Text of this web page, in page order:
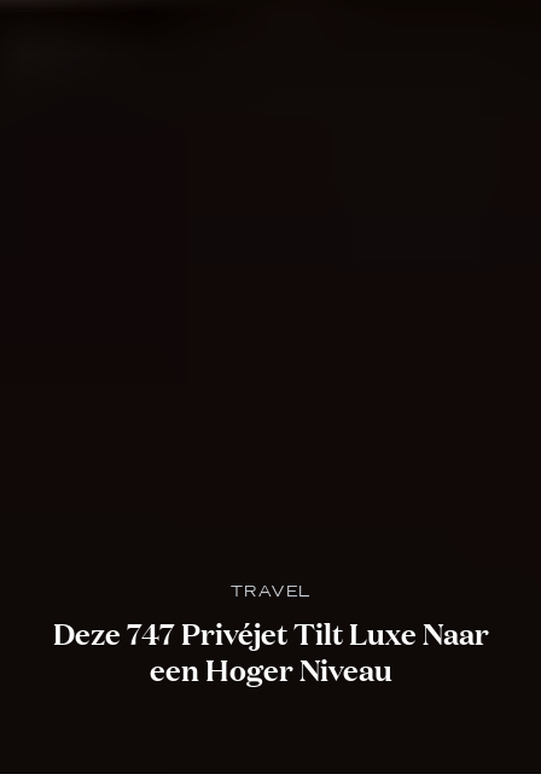
TRAVEL
Deze 747 Privéjet Tilt Luxe Naar
een Hoger Niveau